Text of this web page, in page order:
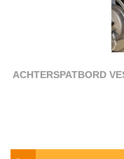
ACHTERSPATBORD